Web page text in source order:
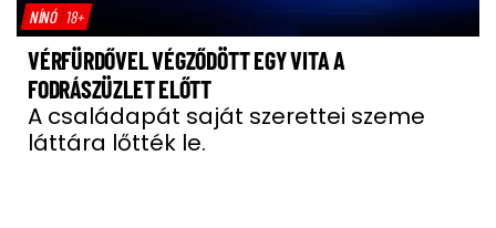
NÍNÓ 18+
VÉRFÜRDŐVEL VÉGZŐDÖTT EGY VITA A
FODRÁSZÜZLET ELŐTT
A családapát saját szerettei szeme
láttára lőtték le.